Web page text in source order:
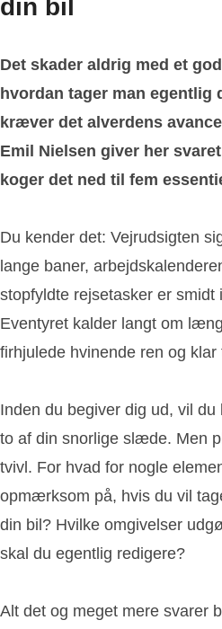
din bil
Det skader aldrig med et
hvordan tager man egentlig
kræver det alverdens
Emil Nielsen giver her
koger det ned til fem
Du kender det: Vejrudsigten
lange baner,
stopfyldte rejsetasker er smidt
Eventyret kalder langt om
firhjulede hvinende ren og klar
Inden du begiver dig ud, vil
to af din snorlige slæde. Men
tvivl. For hvad for nogle
opmærksom på, hvis du vil
din bil? Hvilke omgivelser
skal du egentlig redigere?
Alt det og meget mere svarer